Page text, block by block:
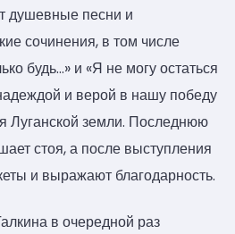
душевные песни и
сочинения, в том числе
будь…» и «Я не могу остаться
и верой в нашу победу
Луганской земли. Последнюю
стоя, а после выступления
и выражают благодарность.
в очередной раз